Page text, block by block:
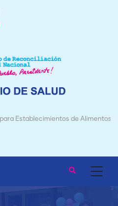
Establecimientos de Alimentos